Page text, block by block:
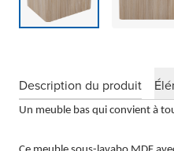
Description du produit
Un meuble bas qui convient à